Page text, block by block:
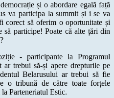
și o abordare egală față
va participa la summit și i se va
corect să oferim o oportunitate și
participe! Poate că alte țări din
- participante la Programul
trebui să-și apere drepturile pe
Belarusului ar trebui să fie
o tribună de către toate forțele
Parteneriatul Estic.